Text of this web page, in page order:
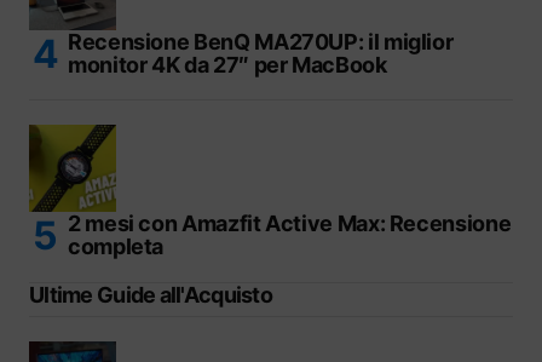
Recensione BenQ MA270UP: il miglior
monitor 4K da 27″ per MacBook
2 mesi con Amazfit Active Max: Recensione
completa
Ultime Guide all'Acquisto